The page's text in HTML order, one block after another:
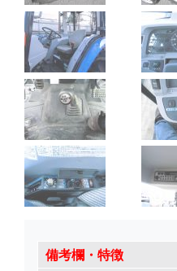
備考欄・特徴